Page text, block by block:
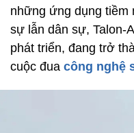
những ứng dụng tiềm
sự lẫn dân sự, Talon-
phát triển, đang trở
cuộc đua công nghệ